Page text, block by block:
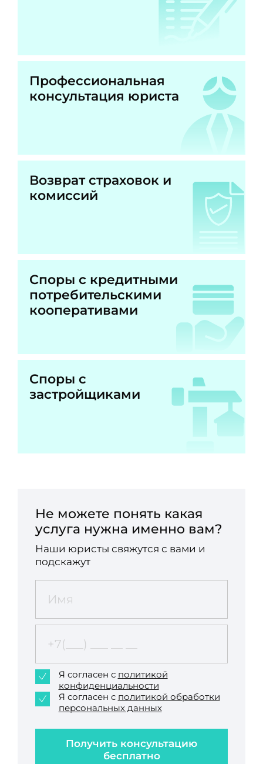
Профессиональная
консультация юриста
Возврат страховок и
комиссий
Споры с кредитными
потребительскими
кооперативами
Споры с
застройщиками
Не можете понять какая
услуга нужна именно вам?
Наши юристы свяжутся с вами и
подскажут
Получить консультацию
бесплатно
Я согласен с политикой
конфиденциальности
Я согласен с политикой обработки
персональных данных